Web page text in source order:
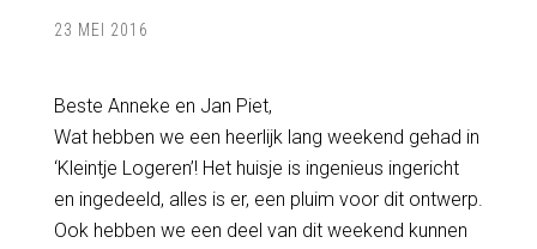
23 MEI 2016
Beste Anneke en Jan Piet,
Wat hebben we een heerlijk lang weekend gehad in
‘Kleintje Logeren’! Het huisje is ingenieus ingericht
en ingedeeld, alles is er, een pluim voor dit ontwerp.
Ook hebben we een deel van dit weekend kunnen